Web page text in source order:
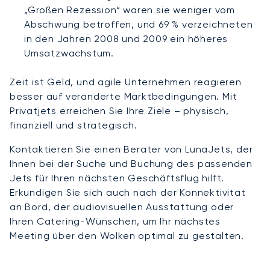
„Großen Rezession“ waren sie weniger vom
Abschwung betroffen, und 69 % verzeichneten
in den Jahren 2008 und 2009 ein höheres
Umsatzwachstum.
Zeit ist Geld, und agile Unternehmen reagieren
besser auf veränderte Marktbedingungen. Mit
Privatjets erreichen Sie Ihre Ziele – physisch,
finanziell und strategisch.
Kontaktieren Sie einen Berater von LunaJets, der
Ihnen bei der Suche und Buchung des passenden
Jets für Ihren nächsten Geschäftsflug hilft.
Erkundigen Sie sich auch nach der Konnektivität
an Bord, der audiovisuellen Ausstattung oder
Ihren Catering-Wünschen, um Ihr nächstes
Meeting über den Wolken optimal zu gestalten.